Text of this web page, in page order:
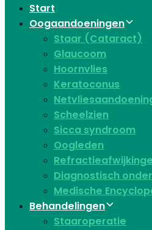
Start
Oogaandoeningen
Staar (Cataract)
Glaucoom
Hoornvlies
Keratoconus
Scheelzien
Sicca syndroom
Oogleden
Diagnostisch
Medische
Behandelingen
Staaroperatie